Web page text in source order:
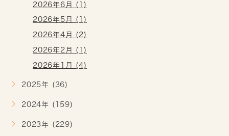
2026年6月 (1)
2026年5月 (1)
2026年4月 (2)
2026年2月 (1)
2026年1月 (4)
2025年 (36)
2024年 (159)
2023年 (229)